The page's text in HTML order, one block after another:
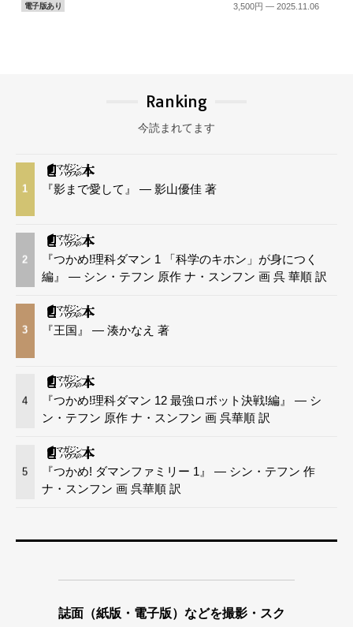
電子版あり 3,500円 — 2025.11.06
Ranking
今読まれてます
1 『影まで愛して』 — 影山優佳 著
2
『つかめ!理科ダマン 1 「科学のキホン」が身につく
編』 — シン・テフン 原作 ナ・スンフン 画 呉 華順 訳
3 『王国』 — 湊かなえ 著
4
『つかめ!理科ダマン 12 最強ロボット決戦!編』 — シ
ン・テフン 原作 ナ・スンフン 画 呉華順 訳
5
『つかめ! ダマンファミリー 1』 — シン・テフン 作
ナ・スンフン 画 呉華順 訳
誌面（紙版・電子版）などを撮影・スク